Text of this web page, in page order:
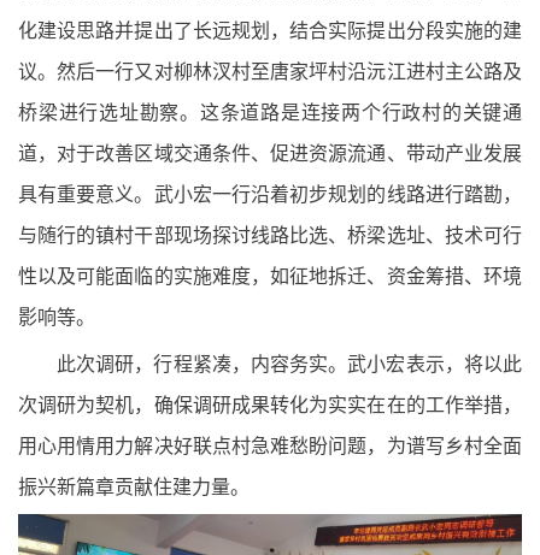
化建设思路并提出了长远规划，结合实际提出分段实施的建
议。然后一行又对柳林汊村至唐家坪村沿沅江进村主公路及
桥梁进行选址勘察。这条道路是连接两个行政村的关键通
道，对于改善区域交通条件、促进资源流通、带动产业发展
具有重要意义。武小宏一行沿着初步规划的线路进行踏勘，
与随行的镇村干部现场探讨线路比选、桥梁选址、技术可行
性以及可能面临的实施难度，如征地拆迁、资金筹措、环境
影响等。
此次调研，行程紧凑，内容务实。武小宏表示，将以此
次调研为契机，确保调研成果转化为实实在在的工作举措，
用心用情用力解决好联点村急难愁盼问题，为谱写乡村全面
振兴新篇章贡献住建力量。